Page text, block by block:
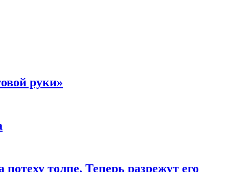
руки»
толпе. Теперь разрежут его